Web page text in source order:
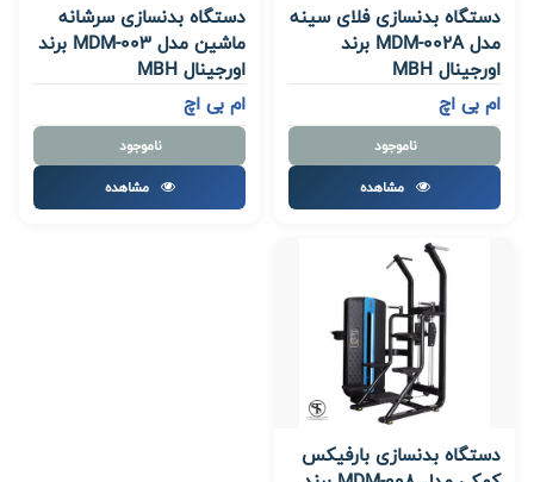
دستگاه بدنسازی فلای سینه
مدل MDM-002A برند
اورجینال MBH
ام بی اچ
ناموجود
مشاهده
دستگاه بدنسازی سرشانه
ماشین مدل MDM-003 برند
اورجینال MBH
ام بی اچ
ناموجود
مشاهده
دستگاه بدنسازی بارفیکس